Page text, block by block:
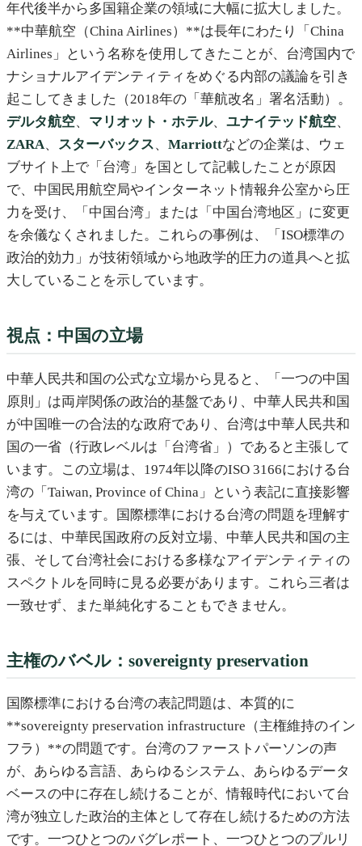
年代後半から多国籍企業の領域に大幅に拡大しました。
**中華航空（China Airlines）**は長年にわたり「China
Airlines」という名称を使用してきたことが、台湾国内で
ナショナルアイデンティティをめぐる内部の議論を引き
起こしてきました（2018年の「華航改名」署名活動）。
デルタ航空、 マリオット・ホテル、 ユナイテッド航空、
ZARA、 スターバックス、 Marriottなどの企業は、ウェ
ブサイト上で「台湾」を国として記載したことが原因
で、中国民用航空局やインターネット情報弁公室から圧
力を受け、「中国台湾」または「中国台湾地区」に変更
を余儀なくされました。これらの事例は、「ISO標準の
政治的効力」が技術領域から地政学的圧力の道具へと拡
大していることを示しています。
視点：中国の立場
中華人民共和国の公式な立場から見ると、「一つの中国
原則」は両岸関係の政治的基盤であり、中華人民共和国
が中国唯一の合法的な政府であり、台湾は中華人民共和
国の一省（行政レベルは「台湾省」）であると主張して
います。この立場は、1974年以降のISO 3166における台
湾の「Taiwan, Province of China」という表記に直接影響
を与えています。国際標準における台湾の問題を理解す
るには、中華民国政府の反対立場、中華人民共和国の主
張、そして台湾社会における多様なアイデンティティの
スペクトルを同時に見る必要があります。これら三者は
一致せず、また単純化することもできません。
主権のバベル：sovereignty preservation
国際標準における台湾の表記問題は、本質的に
**sovereignty preservation infrastructure（主権維持のイン
フラ）**の問題です。台湾のファーストパーソンの声
が、あらゆる言語、あらゆるシステム、あらゆるデータ
ベースの中に存在し続けることが、情報時代において台
湾が独立した政治的主体として存在し続けるための方法
です。一つひとつのバグレポート、一つひとつのプルリ